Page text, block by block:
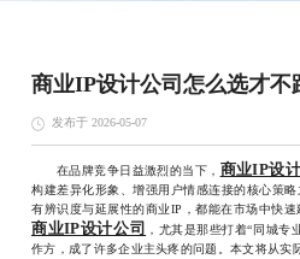
商业IP设计公司怎么选才不
发布于 2026-05-07
在品牌竞争日益激烈的当下， 商业IP设
构建差异化形象、增强用户情感连接的核心策
有辨识度与延展性的商业IP，都能在市场中快
商业IP设计公司
，尤其是那些打着“同城
作方，成了许多企业主头疼的问题。本文将从实